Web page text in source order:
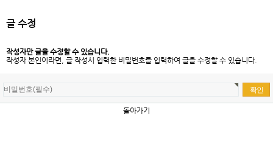
글 수정
작성자만 글을 수정할 수 있습니다.
작성자 본인이라면, 글 작성시 입력한 비밀번호를 입력하여 글을 수정할 수 있습니다.
돌아가기